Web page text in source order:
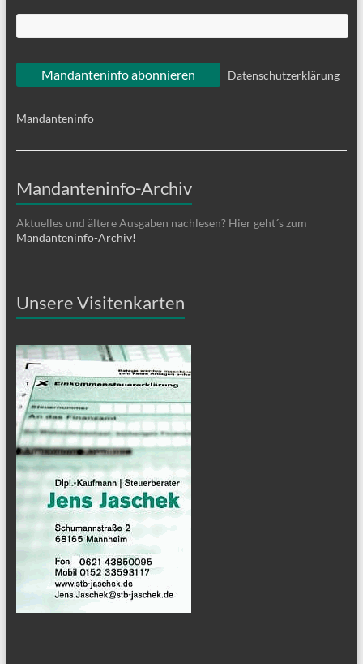
Datenschutzerklärung
Mandanteninfo
Mandanteninfo-Archiv
Aktuelles und ältere Ausgaben nachlesen? Hier geht´s zum
Mandanteninfo-Archiv!
Unsere Visitenkarten